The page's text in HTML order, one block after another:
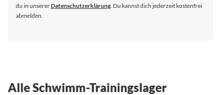
du in unsererDatenschutzerklärung . Du kannst dich jederzeit kostenfrei
abmelden.
Alle Schwimm-Trainingslager